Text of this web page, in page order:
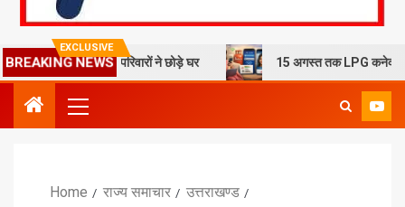
EXCLUSIVE
BREAKING NEWS
दहशत, 10 परिवारों ने छोड़े घर 15 अगस्त तक LPG कनेक्शन की e-KYC
Home राज्य समाचार
उत्तराखण्ड